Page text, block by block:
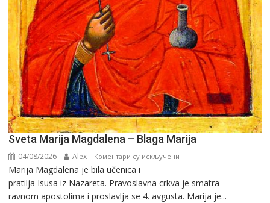
Sveta Marija Magdalena – Blaga Marija
04/08/2026 Alex Коментари су искључени
Marija
Magdalena
Marija Magdalena je bila učenica i
pratilja Isusa iz Nazareta. Pravoslavna crkva je smatra
ravnom apostolima i proslavlja se 4. avgusta. Marija je...